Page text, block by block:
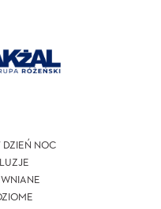
DZIEŃ NOC